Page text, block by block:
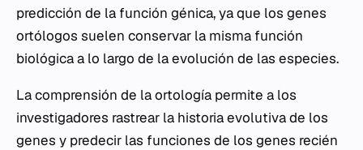
predicción de la función génica, ya que los genes
ortólogos suelen conservar la misma función
biológica a lo largo de la evolución de las especies.
La comprensión de la ortología permite a los
investigadores rastrear la historia evolutiva de los
genes y predecir las funciones de los genes recién